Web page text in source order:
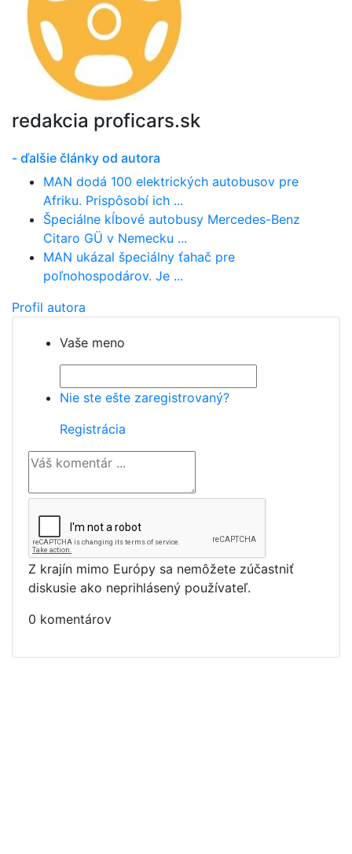
redakcia proficars.sk
- ďalšie články od autora
MAN dodá 100 elektrických autobusov pre
Afriku. Prispôsobí ich ...
Špeciálne kĺbové autobusy Mercedes-Benz
Citaro GÜ v Nemecku ...
MAN ukázal špeciálny ťahač pre
poľnohospodárov. Je ...
Profil autora
Vaše meno
Nie ste ešte zaregistrovaný?
Registrácia
Z krajín mimo Európy sa nemôžete zúčastniť
diskusie ako neprihlásený používateľ.
0 komentárov